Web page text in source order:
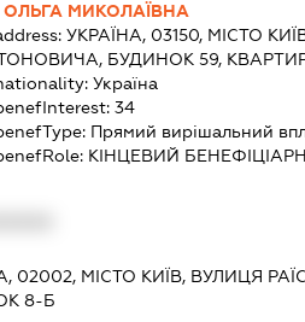
ОЛЬГА МИКОЛАЇВНА
УКРАЇНА, 03150, МІСТО
БУДИНОК 59,
Україна
34
Прямий вирішальний
КІНЦЕВИЙ
02002, МІСТО КИЇВ, ВУЛИЦЯ
8-Б